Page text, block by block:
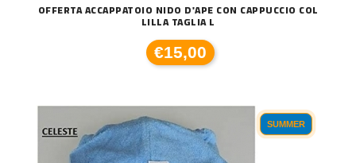
OFFERTA ACCAPPATOIO NIDO D'APE CON CAPPUCCIO COL
LILLA TAGLIA L
€15,00
SUMMER